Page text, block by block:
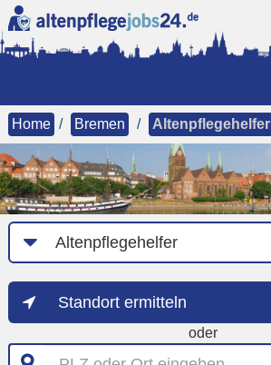
Home Bremen Altenpflegehelfer
Job-
Kategorie
Standort ermitteln
oder
PLZ